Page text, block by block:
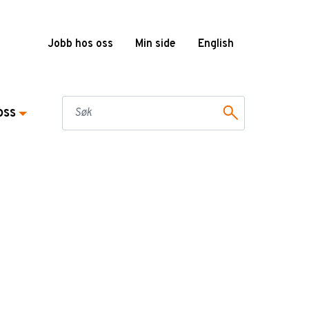
Jobb hos oss Min side English